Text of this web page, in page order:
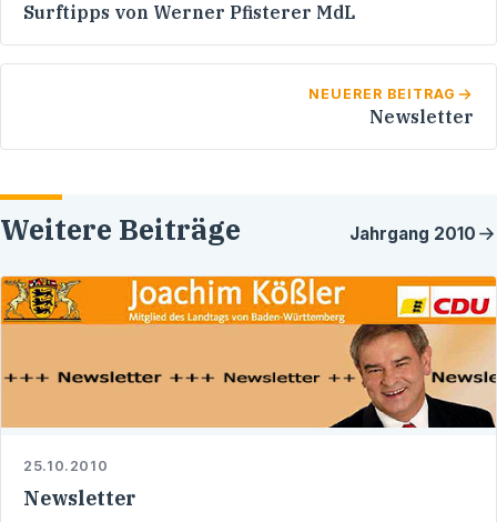
Surftipps von Werner Pfisterer MdL
NEUERER BEITRAG
Newsletter
Weitere Beiträge Jahrgang 2010
25.10.2010
Newsletter